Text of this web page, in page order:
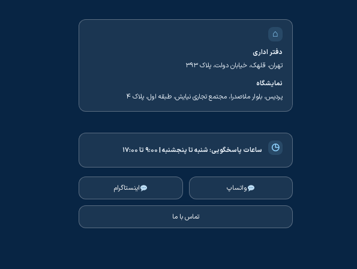
⌂
دفتر اداری
تهران، قلهک، خیابان دولت، پلاک ۳۹۳
نمایشگاه
پردیس، بلوار ملاصدرا، مجتمع تجاری نیایش، طبقه اول، پلاک ۴
◷ ساعات پاسخگویی:شنبه تا پنجشنبه | ۹:۰۰ تا ۱۷:۰۰
واتساپ اینستاگرام
تماس با ما